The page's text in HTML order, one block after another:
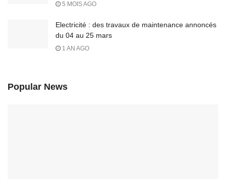
5 MOIS AGO
Electricité : des travaux de maintenance annoncés
du 04 au 25 mars
1 AN AGO
Popular News